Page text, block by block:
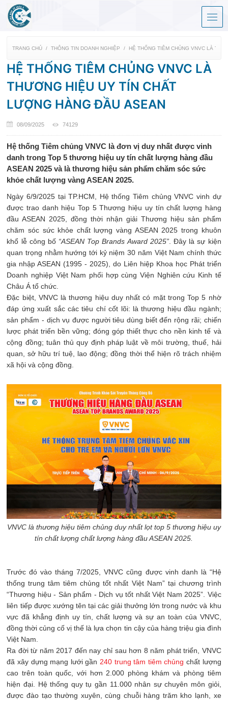
TRANG CHỦ THÔNG TIN DOANH NGHIỆP HỆ THỐNG TIÊM CHỦNG VNVC LÀ
HỆ THỐNG TIÊM CHỦNG VNVC LÀ
THƯƠNG HIỆU UY TÍN CHẤT
LƯỢNG HÀNG ĐẦU ASEAN
08/09/2025 74129
Hệ thống Tiêm chủng VNVC là đơn vị duy nhất được vinh
danh trong Top 5 thương hiệu uy tín chất lượng hàng đầu
ASEAN 2025 và là thương hiệu sản phẩm chăm sóc sức
khỏe chất lượng vàng ASEAN 2025.
Ngày 6/9/2025 tại TP.HCM, Hệ thống Tiêm chủng VNVC vinh dự
được trao danh hiệu Top 5 Thương hiệu uy tín chất lượng hàng
đầu ASEAN 2025, đồng thời nhận giải Thương hiệu sản phẩm
chăm sóc sức khỏe chất lượng vàng ASEAN 2025 trong khuôn
khổ lễ công bố “ASEAN Top Brands Award 2025”. Đây là sự kiện
quan trọng nhằm hướng tới kỷ niệm 30 năm Việt Nam chính thức
gia nhập ASEAN (1995 - 2025), do Liên hiệp Khoa học Phát triển
Doanh nghiệp Việt Nam phối hợp cùng Viện Nghiên cứu Kinh tế
Châu Á tổ chức.
Đặc biệt, VNVC là thương hiệu duy nhất có mặt trong Top 5 nhờ
đáp ứng xuất sắc các tiêu chí cốt lõi: là thương hiệu đầu ngành;
sản phẩm - dịch vụ được người tiêu dùng biết đến rộng rãi; chiến
lược phát triển bền vững; đóng góp thiết thực cho nền kinh tế và
cộng đồng; tuân thủ quy định pháp luật về môi trường, thuế, hải
quan, sở hữu trí tuệ, lao động; đồng thời thể hiện rõ trách nhiệm
xã hội và cộng đồng.
VNVC là thương hiệu tiêm chủng duy nhất lọt top 5 thương hiệu uy
tín chất lượng chất lượng hàng đầu ASEAN 2025.
Trước đó vào tháng 7/2025, VNVC cũng được vinh danh là “Hệ
thống trung tâm tiêm chủng tốt nhất Việt Nam” tại chương trình
“Thương hiệu - Sản phẩm - Dịch vụ tốt nhất Việt Nam 2025”. Việc
liên tiếp được xướng tên tại các giải thưởng lớn trong nước và khu
vực đã khẳng định uy tín, chất lượng và sự an toàn của VNVC,
đồng thời củng cố vị thế là lựa chọn tin cậy của hàng triệu gia đình
Việt Nam.
Ra đời từ năm 2017 đến nay chỉ sau hơn 8 năm phát triển, VNVC
đã xây dựng mạng lưới gần 240 trung tâm tiêm chủng chất lượng
cao trên toàn quốc, với hơn 2.000 phòng khám và phòng tiêm
hiện đại. Hệ thống quy tụ gần 11.000 nhân sự chuyên môn giỏi,
được đào tạo thường xuyên, cùng chuỗi hàng trăm kho lạnh, xe